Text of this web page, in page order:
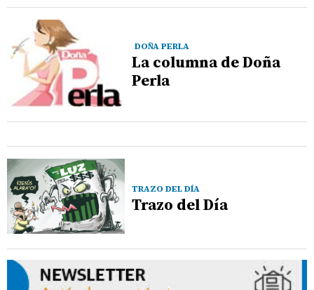
DOÑA PERLA
La columna de Doña
Perla
TRAZO DEL DÍA
Trazo del Día